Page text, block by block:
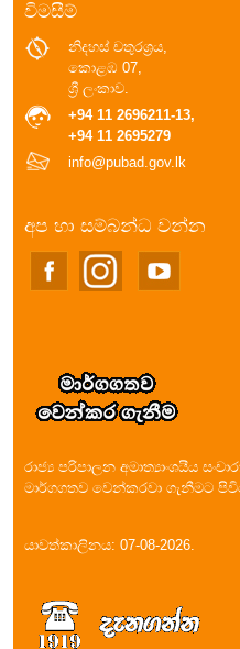
විමසීම්
නිදහස් චතුරශ්‍රය,
කොළඹ 07,
ශ්‍රී ලංකාව.
+94 11 2696211-13,
+94 11 2695279
info@pubad.gov.lk
අප හා සම්බන්ධ වන්න
රාජ්‍ය පරිපාලන අමාත්‍යාංශයීය
මාර්ගගතව වෙන්කරවා ගැනීමට
යාවත්කාලිනය: 07-08-2026.